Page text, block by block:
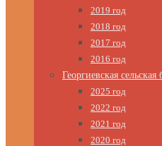
2019 год
2018 год
2017 год
2016 год
Георгиевская
2025 год
2022 год
2021 год
2020 год